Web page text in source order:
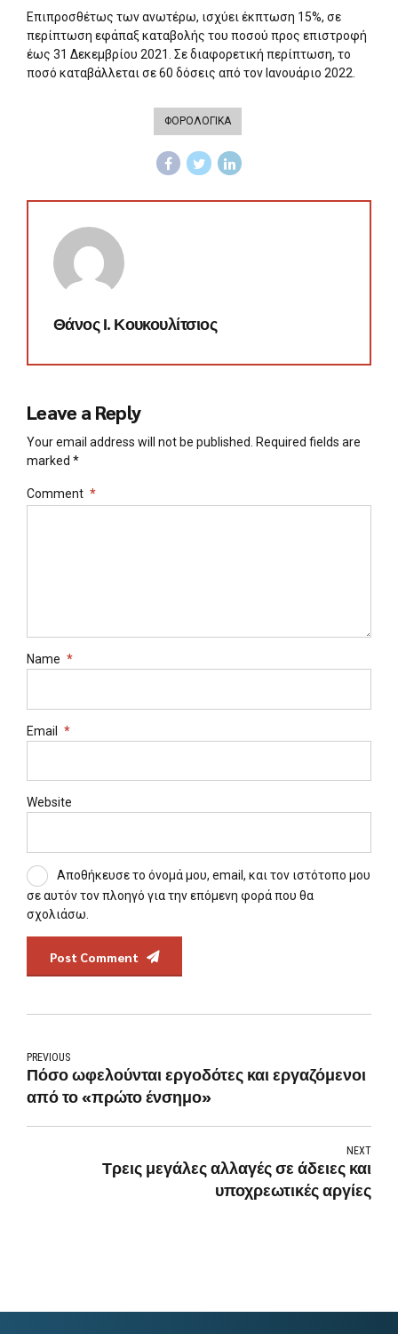
Επιπροσθέτως των ανωτέρω, ισχύει έκπτωση 15%, σε
περίπτωση εφάπαξ καταβολής του ποσού προς επιστροφή
έως 31 Δεκεμβρίου 2021. Σε διαφορετική περίπτωση, το
ποσό καταβάλλεται σε 60 δόσεις από τον Ιανουάριο 2022.
ΦΟΡΟΛΟΓΙΚΑ
Θάνος Ι. Κουκουλίτσιος
Leave a Reply
Your email address will not be published. Required fields are
marked *
Comment *
Name *
Email *
Website
Αποθήκευσε το όνομά μου, email, και τον ιστότοπο μου
σε αυτόν τον πλοηγό για την επόμενη φορά που θα
σχολιάσω.
Post Comment
PREVIOUS
Πόσο ωφελούνται εργοδότες και εργαζόμενοι
από το «πρώτο ένσημο»
NEXT
Τρεις μεγάλες αλλαγές σε άδειες και
υποχρεωτικές αργίες